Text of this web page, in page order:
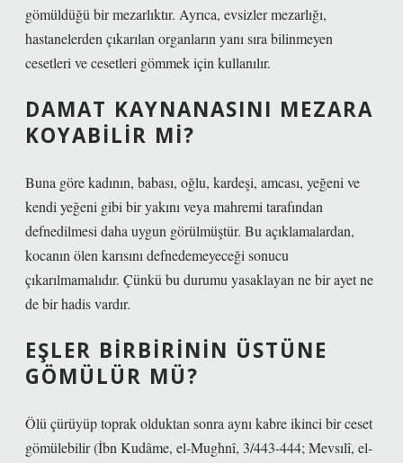
gömüldüğü bir mezarlıktır. Ayrıca, evsizler mezarlığı,
hastanelerden çıkarılan organların yanı sıra bilinmeyen
cesetleri ve cesetleri gömmek için kullanılır.
DAMAT KAYNANASINI MEZARA
KOYABILIR MI?
Buna göre kadının, babası, oğlu, kardeşi, amcası, yeğeni ve
kendi yeğeni gibi bir yakını veya mahremi tarafından
defnedilmesi daha uygun görülmüştür. Bu açıklamalardan,
kocanın ölen karısını defnedemeyeceği sonucu
çıkarılmamalıdır. Çünkü bu durumu yasaklayan ne bir ayet ne
de bir hadis vardır.
EŞLER BIRBIRININ ÜSTÜNE
GÖMÜLÜR MÜ?
Ölü çürüyüp toprak olduktan sonra aynı kabre ikinci bir ceset
gömülebilir (İbn Kudâme, el-Mughnî, 3/443-444; Mevsılî, el-